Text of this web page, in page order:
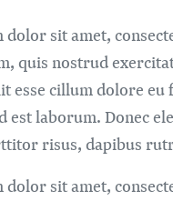
dolor sit amet,
quis nostrud
esse cillum dolore
est laborum. Donec
risus, dapibus
dolor sit amet,